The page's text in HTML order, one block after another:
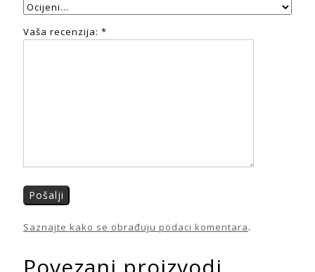
Vaša recenzija: *
Saznajte kako se obrađuju podaci komentara.